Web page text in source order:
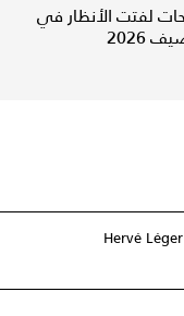
الموسم: 5 صيحات لفتت الأنظار في
Hervé Léger